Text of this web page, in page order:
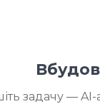
задачу — AI-